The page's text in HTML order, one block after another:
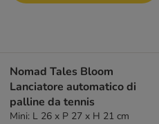
Nomad Tales Bloom
Lanciatore automatico di
palline da tennis
Mini: L 26 x P 27 x H 21 cm